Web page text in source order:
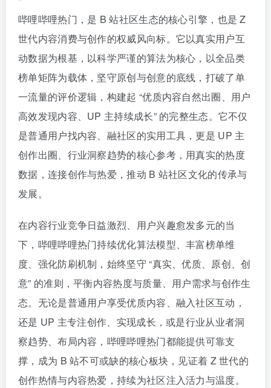
哔哩哔哩热门，是 B 站社区生态的核心引擎，也是 Z
世代内容消费与创作的权威风向标。它以真实用户互
动数据为根基，以科学严谨的算法为核心，以全品类
榜单矩阵为载体，坚守原创与创意的底线，打破了单
一流量的评价逻辑，构建起 “优质内容自然出圈、用户
高效发现内容、UP 主持续成长” 的完整生态。它不仅
是普通用户找内容、融社区的实用工具，更是 UP 主
创作出圈、行业洞察趋势的核心参考，用真实的热度
数据，连接创作与热爱，推动 B 站社区文化的传承与
发展。
在内容行业竞争日益激烈、用户兴趣愈发多元的当
下，哔哩哔哩热门持续优化算法模型、丰富榜单维
度、强化防刷机制，始终坚守 “真实、优质、原创、创
意” 的准则，平衡内容热度与质量、用户需求与创作生
态。无论是普通用户享受优质内容、融入社区互动，
还是 UP 主专注创作、实现成长，或是行业从业者洞
察趋势、布局内容，哔哩哔哩热门都能提供可靠支
撑，成为 B 站不可或缺的核心板块，见证着 Z 世代的
创作热情与内容热爱，持续为社区注入活力与温度。